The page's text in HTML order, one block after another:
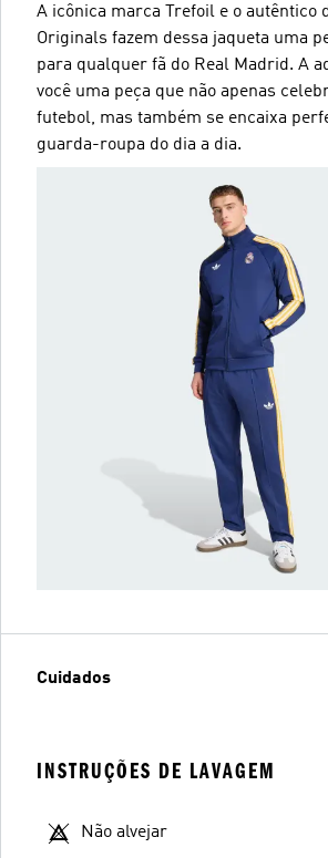
A icônica marca Trefoil e o autêntico
Originals fazem dessa jaqueta uma
para qualquer fã do Real Madrid. A
você uma peça que não apenas
futebol, mas também se encaixa
guarda-roupa do dia a dia.
Cuidados
INSTRUÇÕES DE LAVAGEM
Não alvejar